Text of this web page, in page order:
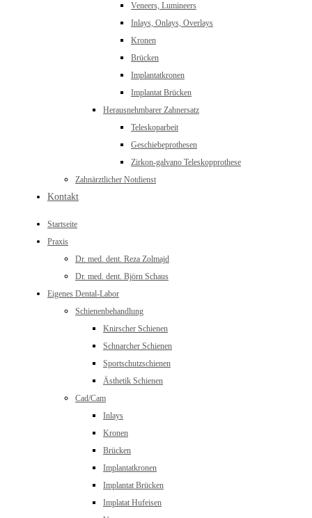
Veneers, Lumineers
Inlays, Onlays, Overlays
Kronen
Brücken
Implantatkronen
Implantat Brücken
Herausnehmbarer Zahnersatz
Teleskoparbeit
Geschiebeprothesen
Zirkon-galvano Teleskopprothese
Zahnärztlicher Notdienst
Kontakt
Startseite
Praxis
Dr. med. dent. Reza Zolmajd
Dr. med. dent. Björn Schaus
Eigenes Dental-Labor
Schienenbehandlung
Knirscher Schienen
Schnarcher Schienen
Sportschutzschienen
Ästhetik Schienen
Cad/Cam
Inlays
Kronen
Brücken
Implantatkronen
Implantat Brücken
Implatat Hufeisen